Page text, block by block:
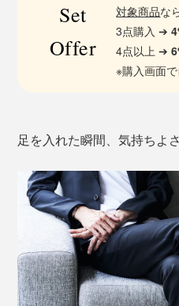
Set
Offer
対象商品な
3点購入 ➔
4点以上 ➔
※購入画面で
足を入れた瞬間、気持ちよ